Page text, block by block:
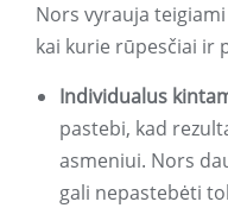
Nors vyrauja
kai kurie rūpesčiai ir
Individualus
pastebi, kad
asmeniui. Nors
gali nepastebėti